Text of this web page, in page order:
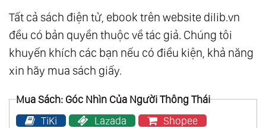
Tất cả sách điện tử, ebook trên website dilib.vn
đều có bản quyền thuộc về tác giả. Chúng tôi
khuyến khích các bạn nếu có điều kiện, khả năng
xin hãy mua sách giấy.
Mua Sách: Góc Nhìn Của Người Thông Thái
TiKi
Lazada Shopee